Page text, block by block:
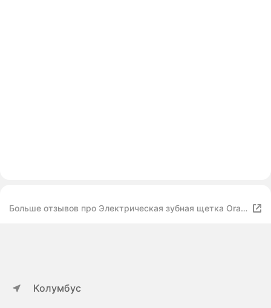
Больше отзывов про Электрическая зубная щетка Oral-
Колумбус